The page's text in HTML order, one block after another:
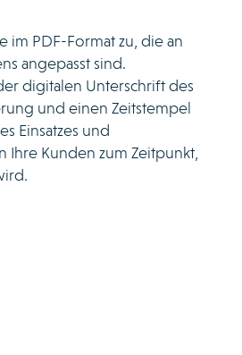
im PDF-Format zu, die an
angepasst sind.
digitalen Unterschrift des
und einen Zeitstempel
Einsatzes und
Ihre Kunden zum Zeitpunkt,